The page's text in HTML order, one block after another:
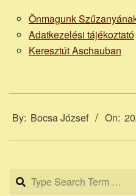
Önmagunk
Adatkezelési tájékoztató
Keresztút Aschauban
11-
By: Bocsa József On:
Search